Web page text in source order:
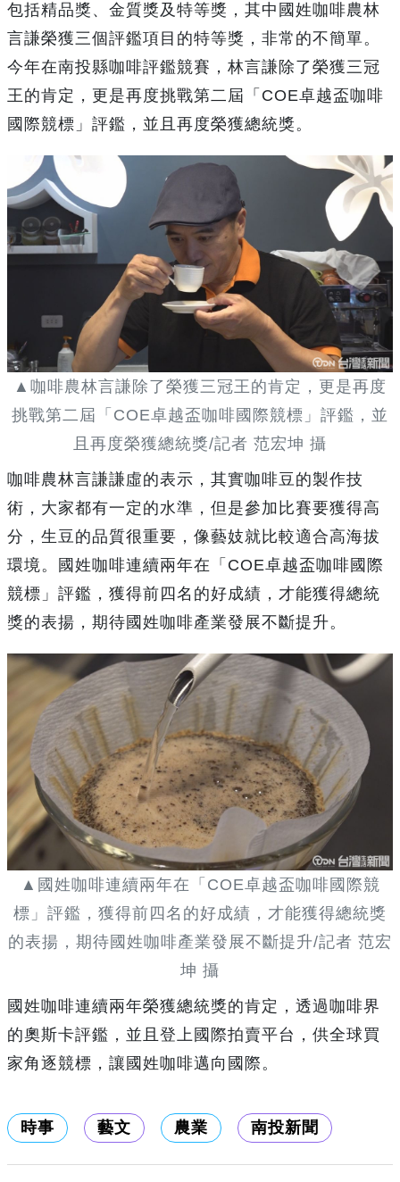
包括精品獎、金質獎及特等獎，其中國姓咖啡農林
言謙榮獲三個評鑑項目的特等獎，非常的不簡單。
今年在南投縣咖啡評鑑競賽，林言謙除了榮獲三冠
王的肯定，更是再度挑戰第二屆「COE卓越盃咖啡
國際競標」評鑑，並且再度榮獲總統獎。
▲咖啡農林言謙除了榮獲三冠王的肯定，更是再度
挑戰第二屆「COE卓越盃咖啡國際競標」評鑑，並
且再度榮獲總統獎/記者 范宏坤 攝
咖啡農林言謙謙虛的表示，其實咖啡豆的製作技
術，大家都有一定的水準，但是參加比賽要獲得高
分，生豆的品質很重要，像藝妓就比較適合高海拔
環境。國姓咖啡連續兩年在「COE卓越盃咖啡國際
競標」評鑑，獲得前四名的好成績，才能獲得總統
獎的表揚，期待國姓咖啡產業發展不斷提升。
▲國姓咖啡連續兩年在「COE卓越盃咖啡國際競
標」評鑑，獲得前四名的好成績，才能獲得總統獎
的表揚，期待國姓咖啡產業發展不斷提升/記者 范宏
坤 攝
國姓咖啡連續兩年榮獲總統獎的肯定，透過咖啡界
的奧斯卡評鑑，並且登上國際拍賣平台，供全球買
家角逐競標，讓國姓咖啡邁向國際。
時事 藝文 農業 南投新聞